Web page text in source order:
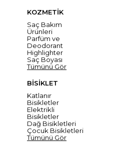
KOZMETİK
Saç Bakım
Ürünleri
Parfüm ve
Deodorant
Highlighter
Saç Boyası
Tümünü Gör
BİSİKLET
Katlanır
Bisikletler
Elektrikli
Bisikletler
Dağ Bisikletleri
Çocuk Bisikletleri
Tümünü Gör